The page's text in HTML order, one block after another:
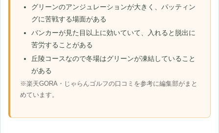
グリーンのアンジュレーションが大きく、パッティン
グに苦戦する場面がある
バンカーが見た目以上に効いていて、入れると脱出に
苦労することがある
丘陵コースなので冬場はグリーンが凍結していること
がある
※楽天GORA・じゃらんゴルフの口コミを参考に編集部がまと
めています。